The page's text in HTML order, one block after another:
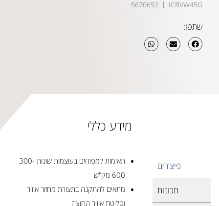
ICBVW45G
5670652
שתפו:
מידע כללי
פיצ'רים
תכונות
תאימות למפוחים בעוצמות שונות 300-
600 מק"ש
מתאים להתקנה בתצורת מחזור אוויר
ופליטת אוויר החוצה